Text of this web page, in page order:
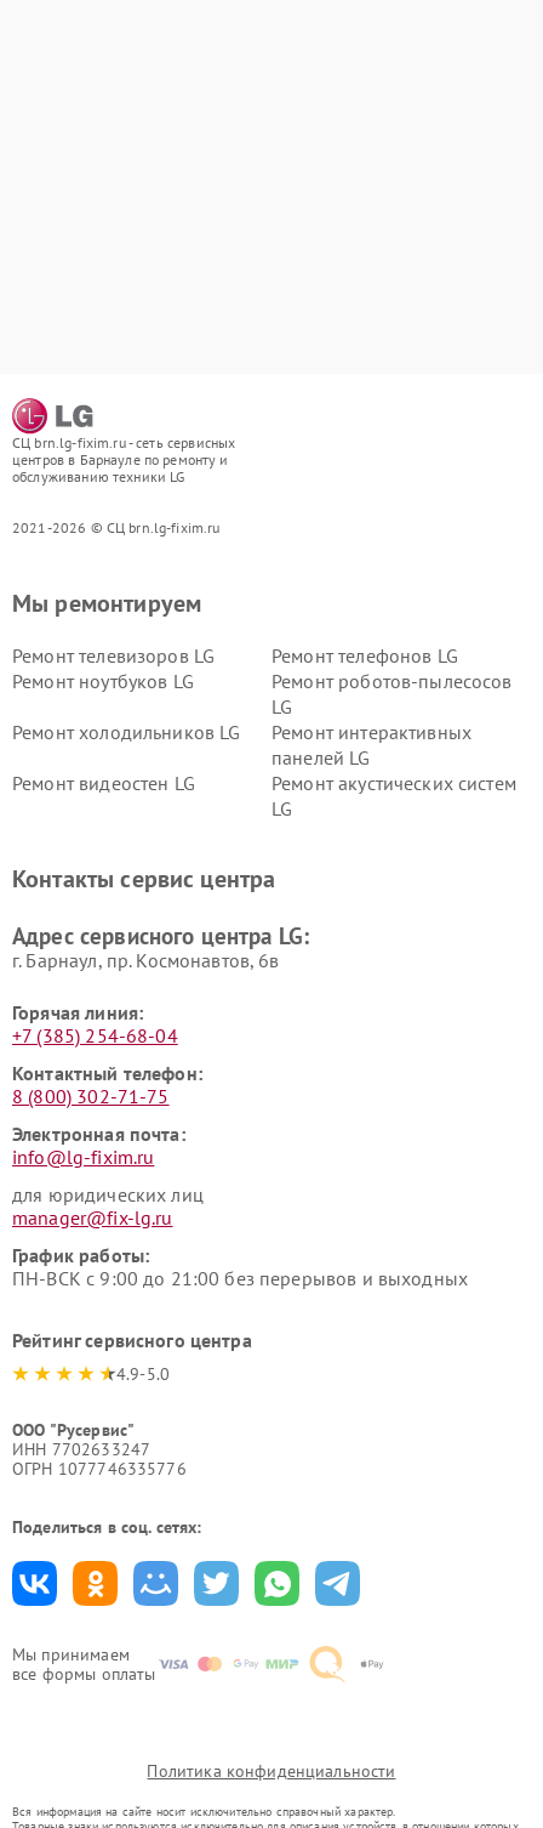
СЦ brn.lg-fixim.ru - сеть сервисных
центров в Барнауле по ремонту и
обслуживанию техники LG
2021-2026 © СЦ brn.lg-fixim.ru
Мы принимаем
все формы оплаты
Мы ремонтируем
Ремонт телевизоров LG
Ремонт телефонов LG
Ремонт ноутбуков LG
Ремонт роботов-пылесосов
LG
Ремонт холодильников LG
Ремонт интерактивных
панелей LG
Ремонт видеостен LG
Ремонт акустических систем
LG
Ремонт морозильных камер
Ремонт вертикальных
Контакты сервис центра
Адрес сервисного центра LG:
г. Барнаул, ​пр. Космонавтов, 6в
Горячая линия:
+7 (385) 254-68-04
Контактный телефон:
8 (800) 302-71-75
Электронная почта:
info@lg-fixim.ru
для юридических лиц
manager@fix-lg.ru
График работы:
ПН-ВСК с 9:00 до 21:00 без перерывов и выходных
Рейтинг сервисного центра
4.9-5.0
ООО "Русервис"
ИНН 7702633247
ОГРН 1077746335776
Поделиться в соц. сетях:
Политика конфиденциальности
Вся информация на сайте носит исключительно справочный характер.